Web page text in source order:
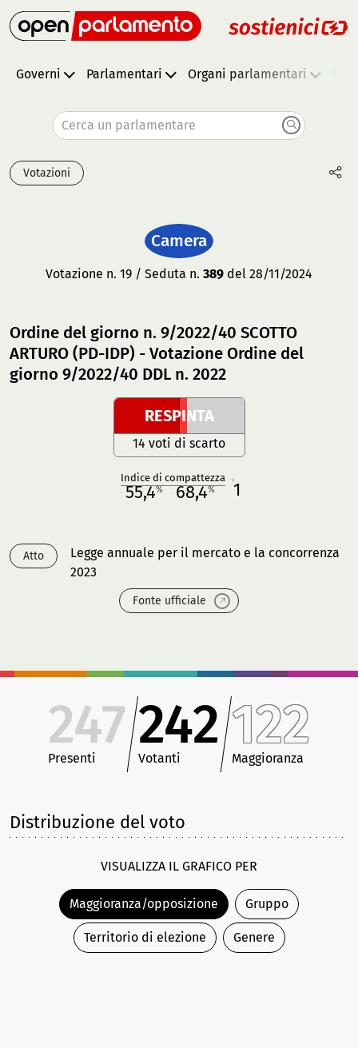
Governi Parlamentari Organi parlamentari
Cerca un parlamentare
Votazioni
Camera
Votazione n. 19 / Seduta n. 389 del 28/11/2024
Ordine del giorno n. 9/2022/40 SCOTTO
ARTURO (PD-IDP) - Votazione Ordine del
giorno 9/2022/40 DDL n. 2022
RESPINTA
14 voti di scarto
Indice di compattezza
55,4% 68,4% 1
Atto
Legge annuale per il mercato e la concorrenza
2023
Fonte ufficiale
247
Presenti
242
Votanti
122
Maggioranza
Distribuzione del voto
VISUALIZZA IL GRAFICO PER
Maggioranza/opposizione Gruppo
Territorio di elezione Genere